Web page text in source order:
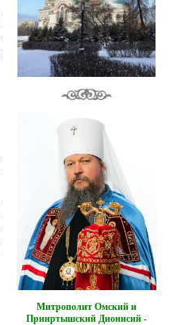
Митрополит Омский и
Прииртышский Дионисий -